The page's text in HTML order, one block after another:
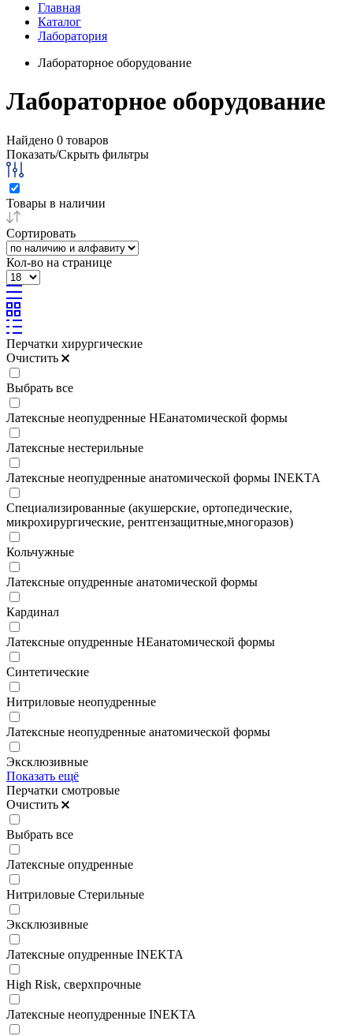
Главная
Каталог
Лаборатория
Лабораторное оборудование
Лабораторное оборудование
Найдено 0 товаров
Показать/Скрыть фильтры
Товары в наличии
Сортировать
Кол-во на странице
Перчатки хирургические
Очистить
Выбрать все
Латексные неопудренные НЕанатомической формы
Латексные нестерильные
Латексные неопудренные анатомической формы INEKTA
Специализированные (акушерские, ортопедические,
микрохирургические, рентгензащитные,многоразов)
Кольчужные
Латексные опудренные анатомической формы
Кардинал
Латексные опудренные НЕанатомической формы
Синтетические
Нитриловые неопудренные
Латексные неопудренные анатомической формы
Эксклюзивные
Показать ещё
Перчатки смотровые
Очистить
Выбрать все
Латексные опудренные
Нитриловые Стерильные
Эксклюзивные
Латексные опудренные INEKTA
High Risk, сверхпрочные
Латексные неопудренные INEKTA